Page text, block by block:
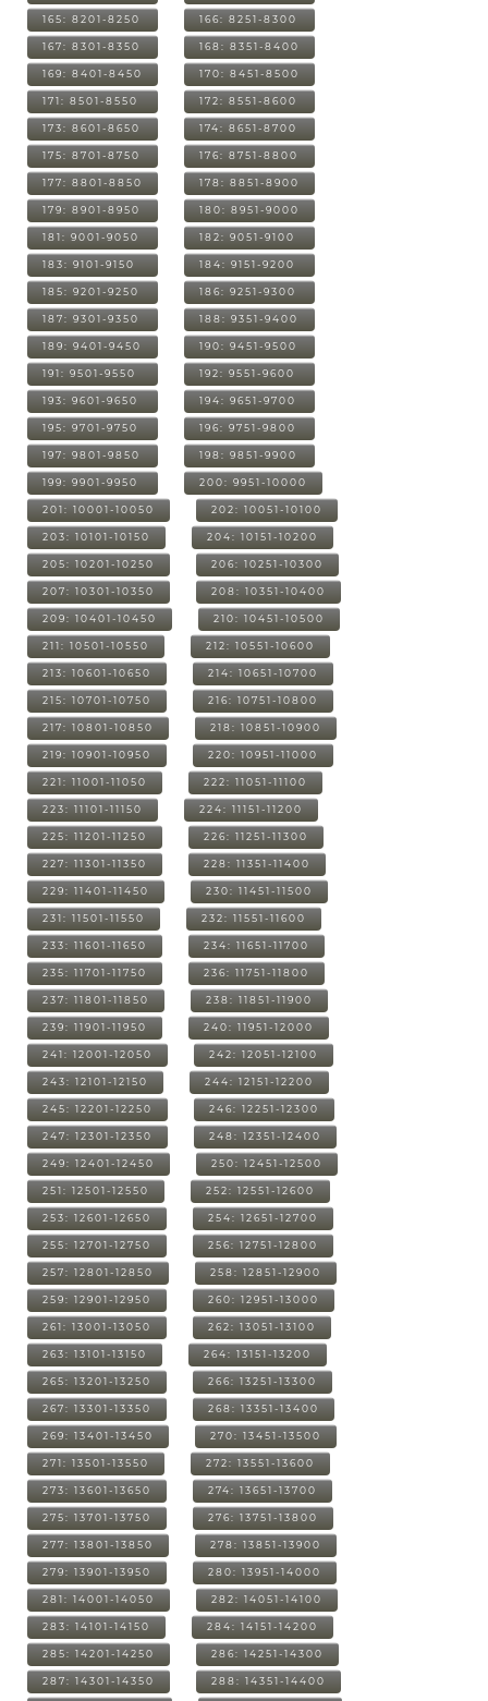
165: 8201-8250 166: 8251-8300
167: 8301-8350 168: 8351-8400
169: 8401-8450 170: 8451-8500
171: 8501-8550 172: 8551-8600
173: 8601-8650 174: 8651-8700
175: 8701-8750 176: 8751-8800
177: 8801-8850 178: 8851-8900
179: 8901-8950 180: 8951-9000
181: 9001-9050 182: 9051-9100
183: 9101-9150 184: 9151-9200
185: 9201-9250 186: 9251-9300
187: 9301-9350 188: 9351-9400
189: 9401-9450 190: 9451-9500
191: 9501-9550 192: 9551-9600
193: 9601-9650 194: 9651-9700
195: 9701-9750 196: 9751-9800
197: 9801-9850 198: 9851-9900
199: 9901-9950 200: 9951-10000
201: 10001-10050 202: 10051-10100
203: 10101-10150 204: 10151-10200
205: 10201-10250 206: 10251-10300
207: 10301-10350 208: 10351-10400
209: 10401-10450 210: 10451-10500
211: 10501-10550 212: 10551-10600
213: 10601-10650 214: 10651-10700
215: 10701-10750 216: 10751-10800
217: 10801-10850 218: 10851-10900
219: 10901-10950 220: 10951-11000
221: 11001-11050 222: 11051-11100
223: 11101-11150 224: 11151-11200
225: 11201-11250 226: 11251-11300
227: 11301-11350 228: 11351-11400
229: 11401-11450 230: 11451-11500
231: 11501-11550 232: 11551-11600
233: 11601-11650 234: 11651-11700
235: 11701-11750 236: 11751-11800
237: 11801-11850 238: 11851-11900
239: 11901-11950 240: 11951-12000
241: 12001-12050 242: 12051-12100
243: 12101-12150 244: 12151-12200
245: 12201-12250 246: 12251-12300
247: 12301-12350 248: 12351-12400
249: 12401-12450 250: 12451-12500
251: 12501-12550 252: 12551-12600
253: 12601-12650 254: 12651-12700
255: 12701-12750 256: 12751-12800
257: 12801-12850 258: 12851-12900
259: 12901-12950 260: 12951-13000
261: 13001-13050 262: 13051-13100
263: 13101-13150 264: 13151-13200
265: 13201-13250 266: 13251-13300
267: 13301-13350 268: 13351-13400
269: 13401-13450 270: 13451-13500
271: 13501-13550 272: 13551-13600
273: 13601-13650 274: 13651-13700
275: 13701-13750 276: 13751-13800
277: 13801-13850 278: 13851-13900
279: 13901-13950 280: 13951-14000
281: 14001-14050 282: 14051-14100
283: 14101-14150 284: 14151-14200
285: 14201-14250 286: 14251-14300
287: 14301-14350 288: 14351-14400